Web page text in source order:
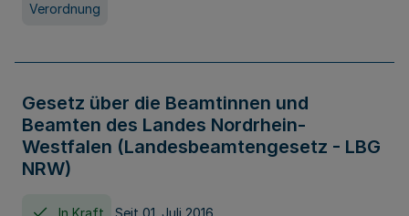
Verordnung
Gesetz über die Beamtinnen und
Beamten des Landes Nordrhein-
Westfalen (Landesbeamtengesetz - LBG
NRW)
In Kraft Seit 01. Juli 2016